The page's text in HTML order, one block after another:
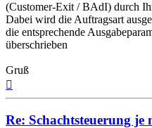
(Customer-Exit / BAdI) durch
Dabei wird die Auftragsart
die entsprechende
überschrieben
Gruß
Re: Schachtsteuerung